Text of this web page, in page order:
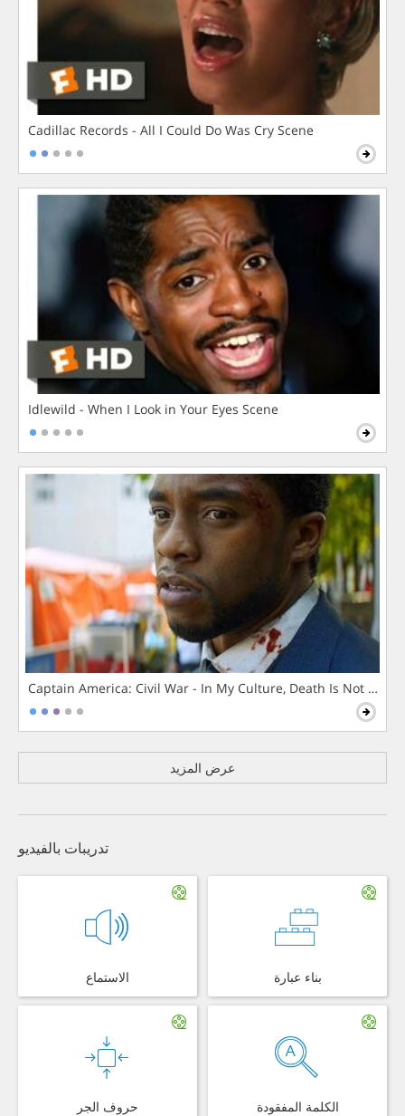
Cadillac Records - All I Could Do Was Cry Scene
Idlewild - When I Look in Your Eyes Scene
Captain America: Civil War - In My Culture, Death Is Not The
عرض المزيد
تدريبات بالفيديو
الاستماع بناء عبارة
حروف الجر الكلمة المفقودة